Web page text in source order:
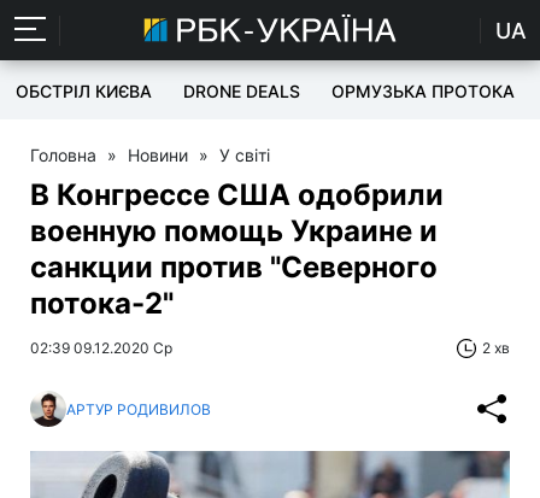
UA
ОБСТРІЛ КИЄВА DRONE DEALS ОРМУЗЬКА ПРОТОКА
Головна » Новини » У світі
В Конгрессе США одобрили
военную помощь Украине и
санкции против "Северного
потока-2"
02:39 09.12.2020 Ср 2 хв
АРТУР РОДИВИЛОВ